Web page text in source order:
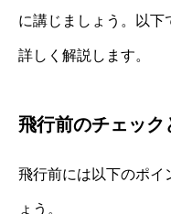
に講じましょう。以下
詳しく解説します。
飛行前のチェック
飛行前には以下のポイ
ょう。